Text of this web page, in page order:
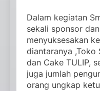
Dalam kegiatan
sekali sponsor
menyuksesakan
diantaranya ,Toko
dan Cake TULIP,
juga jumlah
orang ungkap